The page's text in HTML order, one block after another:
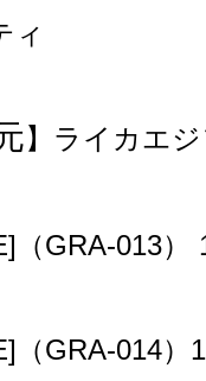
ィ
】ライカエ
（GRA-013）
（GRA-014）